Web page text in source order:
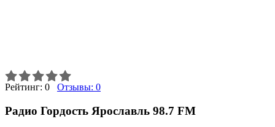
Рейтинг: 0 Отзывы: 0
Радио Гордость Ярославль 98.7 FM